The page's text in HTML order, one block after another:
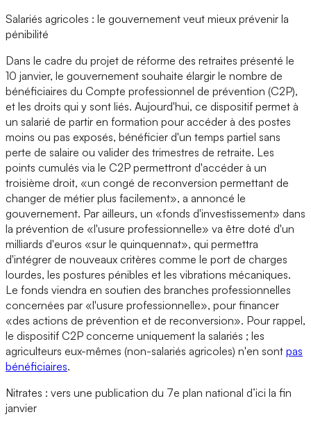
Salariés agricoles : le gouvernement veut mieux prévenir la
pénibilité
Dans le cadre du projet de réforme des retraites présenté le
10 janvier, le gouvernement souhaite élargir le nombre de
bénéficiaires du Compte professionnel de prévention (C2P),
et les droits qui y sont liés. Aujourd'hui, ce dispositif permet à
un salarié de partir en formation pour accéder à des postes
moins ou pas exposés, bénéficier d'un temps partiel sans
perte de salaire ou valider des trimestres de retraite. Les
points cumulés via le C2P permettront d'accéder à un
troisième droit, «un congé de reconversion permettant de
changer de métier plus facilement», a annoncé le
gouvernement. Par ailleurs, un «fonds d'investissement» dans
la prévention de «l'usure professionnelle» va être doté d'un
milliards d'euros «sur le quinquennat», qui permettra
d'intégrer de nouveaux critères comme le port de charges
lourdes, les postures pénibles et les vibrations mécaniques.
Le fonds viendra en soutien des branches professionnelles
concernées par «l'usure professionnelle», pour financer
«des actions de prévention et de reconversion». Pour rappel,
le dispositif C2P concerne uniquement la salariés ; les
agriculteurs eux-mêmes (non-salariés agricoles) n'en sont pas
bénéficiaires.
Nitrates : vers une publication du 7e plan national d’ici la fin
janvier